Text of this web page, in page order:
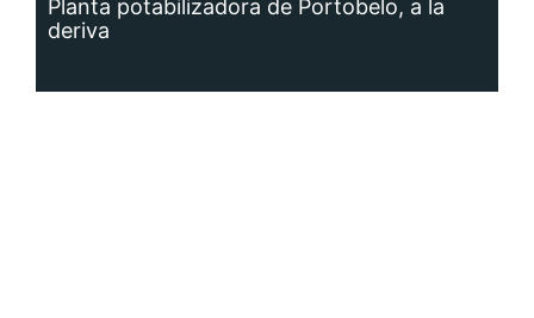
Planta potabilizadora de Portobelo, a la
deriva